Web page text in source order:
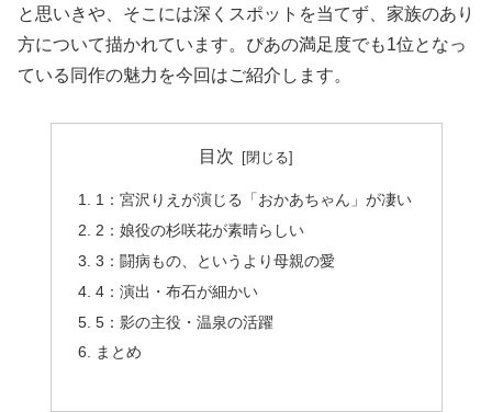
と思いきや、そこには深くスポットを当てず、家族のあり
方について描かれています。ぴあの満足度でも1位となっ
ている同作の魅力を今回はご紹介します。
目次
1：宮沢りえが演じる「おかあちゃん」が凄い
2：娘役の杉咲花が素晴らしい
3：闘病もの、というより母親の愛
4：演出・布石が細かい
5：影の主役・温泉の活躍
まとめ